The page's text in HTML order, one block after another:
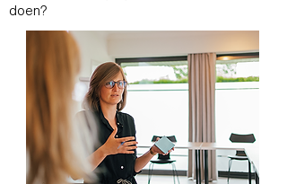
doen?